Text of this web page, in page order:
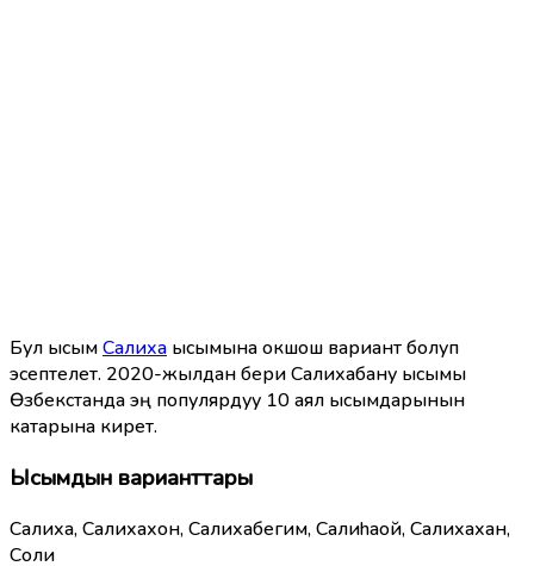
Бул ысымСалихa ысымына окшош вариант болуп
эсептелет. 2020-жылдан бери Салихабану ысымы
Өзбекстанда эң популярдуу 10 аял ысымдарынын
катарына кирет.
Ысымдын варианттары
Салихa, Салихахон, Салихабегим, Салиhaой, Салихахан,
Соли